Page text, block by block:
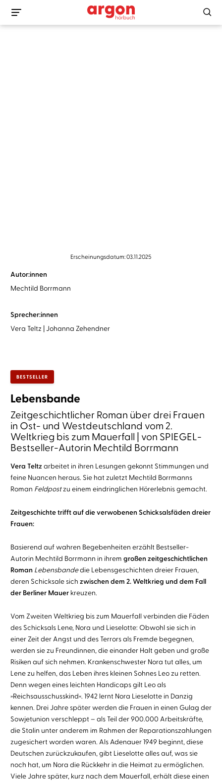
Erscheinungsdatum: 03.11.2025
Autor:innen
Mechtild Borrmann
Sprecher:innen
Vera Teltz Johanna Zehendner
BESTSELLER
Lebensbande
Zeitgeschichtlicher Roman über drei Frauen
in Ost- und Westdeutschland vom 2.
Weltkrieg bis zum Mauerfall | von SPIEGEL-
Bestseller-Autorin Mechtild Borrmann
Vera Teltz arbeitet in ihren Lesungen gekonnt Stimmungen und
feine Nuancen heraus. Sie hat zuletzt Mechtild Borrmanns
Roman Feldpostzu einem eindringlichen Hörerlebnis gemacht.
Zeitgeschichte trifft auf die verwobenen Schicksalsfäden dreier
Frauen:
Basierend auf wahren Begebenheiten erzählt Bestseller-
Autorin Mechtild Borrmann in ihrem großen zeitgeschichtlichen
Roman Lebensbandedie Lebensgeschichten dreier Frauen,
deren Schicksale sich zwischen dem 2. Weltkrieg und dem Fall
der Berliner Mauerkreuzen.
Vom Zweiten Weltkrieg bis zum Mauerfall verbinden die Fäden
des Schicksals Lene, Nora und Lieselotte: Obwohl sie sich in
einer Zeit der Angst und des Terrors als Fremde begegnen,
werden sie zu Freundinnen, die einander Halt geben und große
Risiken auf sich nehmen. Krankenschwester Nora tut alles, um
Lene zu helfen, das Leben ihres kleinen Sohnes Leo zu retten.
Denn wegen eines leichten Handicaps gilt Leo als
»Reichsausschusskind«. 1942 lernt Nora Lieselotte in Danzig
kennen. Drei Jahre später werden die Frauen in einen Gulag der
Sowjetunion verschleppt – als Teil der 900.000 Arbeitskräfte,
die Stalin unter anderem im Rahmen der Reparationszahlungen
zugesichert worden waren. Als Adenauer 1949 beginnt, diese
Deutschen zurückzukaufen, gibt Lieselotte alles auf, was sie
noch hat, um Nora die Rückkehr in die Heimat zu ermöglichen.
Viele Jahre später, kurz nach dem Mauerfall, erhält diese einen